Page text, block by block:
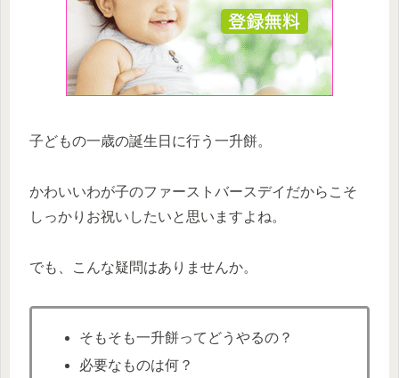
子どもの一歳の誕生日に行う一升餅。
かわいいわが子のファーストバースデイだからこそ
しっかりお祝いしたいと思いますよね。
でも、こんな疑問はありませんか。
そもそも一升餅ってどうやるの？
必要なものは何？